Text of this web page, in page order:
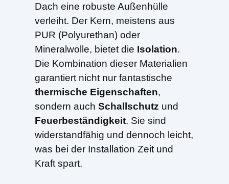
Dach eine robuste Außenhülle
verleiht. Der Kern, meistens aus
PUR (Polyurethan) oder
Mineralwolle, bietet die Isolation.
Die Kombination dieser Materialien
garantiert nicht nur fantastische
thermische Eigenschaften,
sondern auch Schallschutz und
Feuerbeständigkeit. Sie sind
widerstandfähig und dennoch leicht,
was bei der Installation Zeit und
Kraft spart.